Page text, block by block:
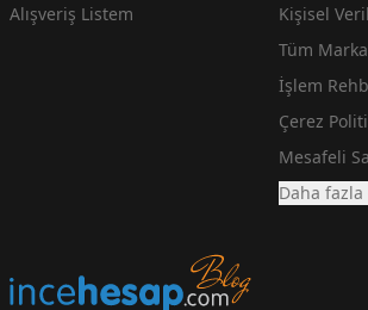
Alışveriş Listem
Kişisel
Tüm
İşlem
Çerez
Mesafeli
Daha